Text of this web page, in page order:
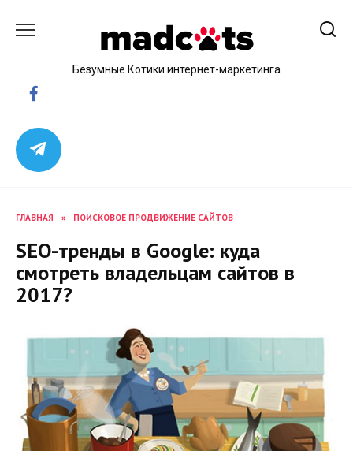
Безумные Котики интернет-маркетинга
ГЛАВНАЯ » ПОИСКОВОЕ ПРОДВИЖЕНИЕ САЙТОВ
SEO-тренды в Google: куда
смотреть владельцам сайтов в
2017?